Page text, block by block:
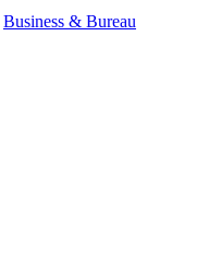
Business & Bureau